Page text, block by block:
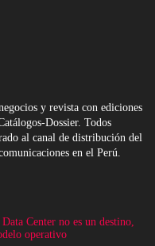
y revista con ediciones
Dossier. Todos
al canal de distribución del
en el Perú.
Center no es un destino,
operativo